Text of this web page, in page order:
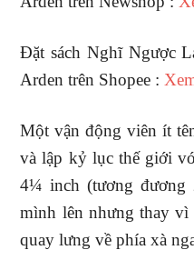
Đặt sách Nghĩ Ngược
Arden trên Shopee :
Một vận động viên ít
và lập kỷ lục thế giới
4¼ inch (tương đương
mình lên nhưng thay
quay lưng về phía xà